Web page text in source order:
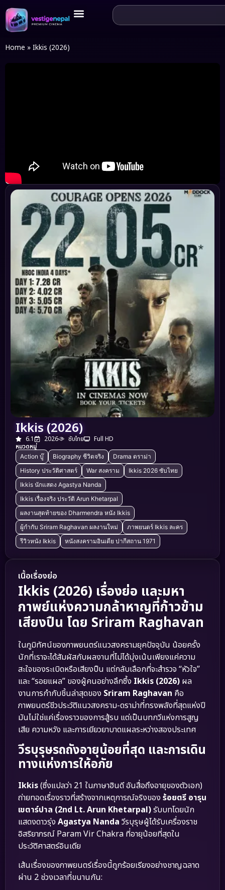
Home » Ikkis (2026)
Ikkis (2026)
6.1 2026 ซับไทย
Full HD
หมวดหมู่
Action บู๊ Biography ชีวิตจริง
Drama ดราม่า
History ประวัติศาสตร์
War สงคราม
Ikkis 2026 ซับไทย
Ikkis นักแสดง Agastya Nanda
Ikkis เรื่องจริง ประวัติ Arun Khetarpal
ผลงานสุดท้ายของ Dharmendra หนัง Ikkis
ผู้กำกับ Sriram Raghavan ผลงานใหม่
ภาพยนตร์ Ikkis ละคร
รีวิวหนัง Ikkis
หนังสงครามอินเดีย ปากีสถาน 1971
เนื้อเรื่องย่อ
Ikkis (2026) เรื่องย่อ และมหา
กาพย์แห่งความกล้าหาญที่ก้าวข้าม
เสียงปืน โดย Sriram Raghavan
ในภูมิทัศน์ของภาพยนตร์แนวสงครามยุคปัจจุบัน น้อยครั้ง
นักที่เราจะได้สัมผัสกับผลงานที่ไม่ได้มุ่งเน้นเพียงแค่ความ
สะใจของระเบิดหรือเสียงปืน แต่กลับเลือกที่จะสำรวจ “หัวใจ”
และ “รอยแผล” ของผู้คนอย่างลึกซึ้ง Ikkis (2026) ผล
งานการกำกับชิ้นล่าสุดของ Sriram Raghavan คือ
ภาพยนตร์ชีวประวัติแนวสงคราม-ดราม่าที่ทรงพลังที่สุดแห่งปี
มันไม่ใช่แค่เรื่องราวของการสู้รบ แต่เป็นบทกวีแห่งการสูญ
เสีย ความหวัง และการเยียวยาบาดแผลระหว่างสองประเทศ
วีรบุรุษรถถังอายุน้อยที่สุด และการเดิน
ทางแห่งการให้อภัย
Ikkis(ซึ่งแปลว่า 21 ในภาษาฮินดี อันสื่อถึงอายุของตัวเอก)
ถ่ายทอดเรื่องราวที่สร้างจากเหตุการณ์จริงของ ร้อยตรี อารุน
เขตาร์ปาล (2nd Lt. Arun Khetarpal)รับบทโดยนัก
แสดงดาวรุ่ง Agastya Nanda วีรบุรุษผู้ได้รับเครื่องราช
อิสริยาภรณ์ Param Vir Chakra ที่อายุน้อยที่สุดใน
ประวัติศาสตร์อินเดีย
เส้นเรื่องของภาพยนตร์เรื่องนี้ถูกร้อยเรียงอย่างชาญฉลาด
ผ่าน 2 ช่วงเวลาที่ขนานกัน: